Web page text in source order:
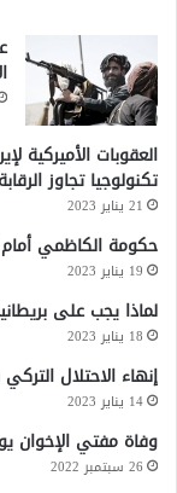
العقوبات الأميركية
تكنولوجيا تجاوز
21 يناير 2023
حكومة الكاظمي
19 يناير 2023
لماذا يجب على
18 يناير 2023
إنهاء الاحتلال
14 يناير 2023
وفاة مفتي الإخوان
26 سبتمبر 2022